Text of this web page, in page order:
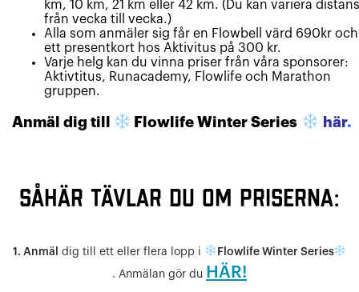
km, 10 km, 21 km eller 42 km. (Du kan variera distans
från vecka till vecka.)
Alla som anmäler sig får en Flowbell värd 690kr och
ett presentkort hos Aktivitus på 300 kr.
Varje helg kan du vinna priser från våra sponsorer:
Aktivtitus, Runacademy, Flowlife och Marathon
gruppen.
Anmäl dig till Flowlife Winter Series här.
SÅHÄR TÄVLAR DU OM PRISERNA:
1. Anmäl dig till ett eller flera lopp i
Flowlife Winter Series
. Anmälan gör du HÄR!